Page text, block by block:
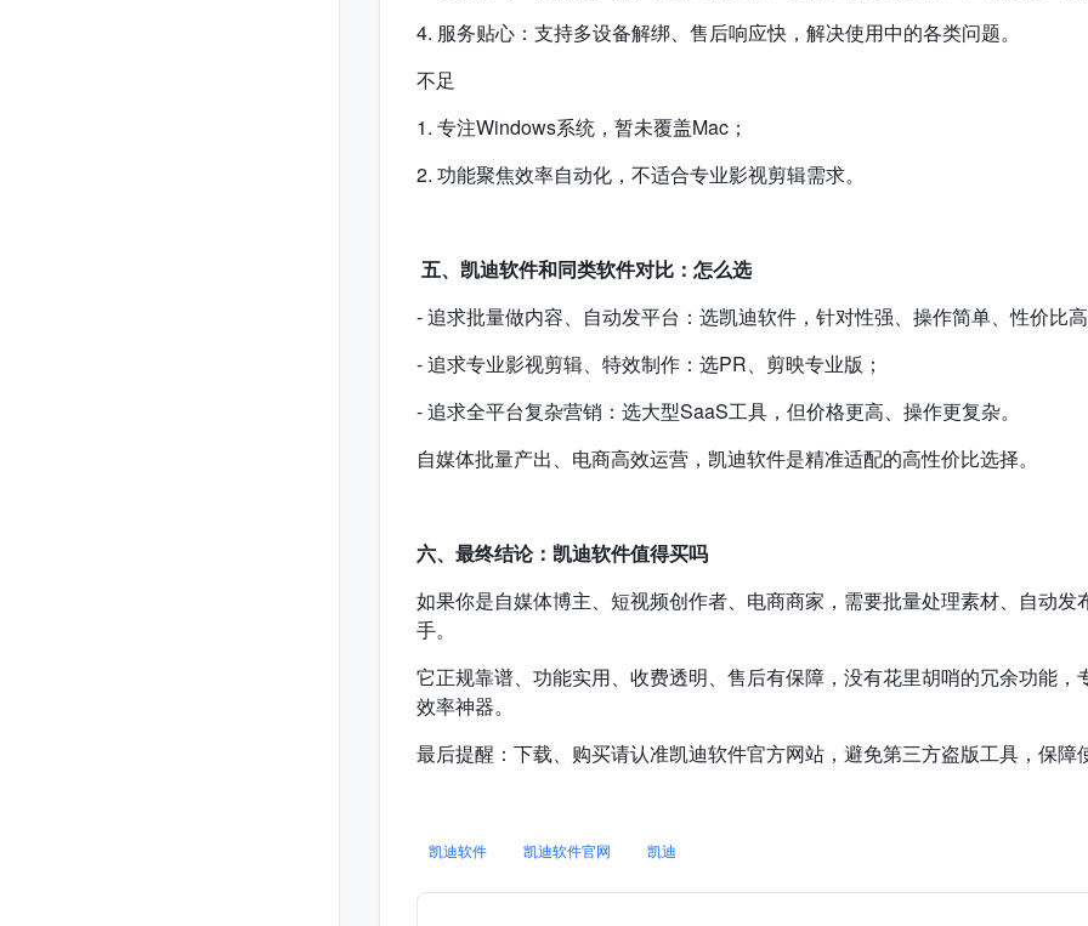
4. 服务贴心：支持多设备解绑、售后响应快，解决使用中的各类问题。
不足
1. 专注Windows系统，暂未覆盖Mac；
2. 功能聚焦效率自动化，不适合专业影视剪辑需求。
五、凯迪软件和同类软件对比：怎么选
- 追求批量做内容、自动发平台：选凯迪软件，针对性强、操作简单、性价比高
- 追求专业影视剪辑、特效制作：选PR、剪映专业版；
- 追求全平台复杂营销：选大型SaaS工具，但价格更高、操作更复杂。
自媒体批量产出、电商高效运营，凯迪软件是精准适配的高性价比选择。
六、最终结论：凯迪软件值得买吗
如果你是自媒体博主、短视频创作者、电商商家，需要批量处理素材、自动
手。
它正规靠谱、功能实用、收费透明、售后有保障，没有花里胡哨的冗余功能
效率神器。
最后提醒：下载、购买请认准凯迪软件官方网站，避免第三方盗版工具，保障
凯迪软件 凯迪软件官网 凯迪